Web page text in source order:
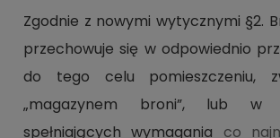
Zgodnie z nowymi wytycznymi §2.
przechowuje się w odpowiednio
do tego celu pomieszczeniu,
„magazynem broni”, lub w
spełniających wymagania co